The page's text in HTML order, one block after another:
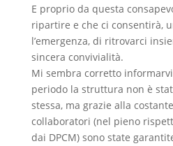
E proprio da questa
ripartire e che ci consentirà,
l’emergenza, di ritrovarci
sincera convivialità.
Mi sembra corretto
periodo la struttura non è
stessa, ma grazie alla
collaboratori (nel pieno
dai DPCM) sono state